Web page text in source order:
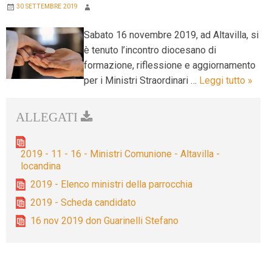
30 SETTEMBRE 2019
Sabato 16 novembre 2019, ad Altavilla, si
è tenuto l’incontro diocesano di
formazione, riflessione e aggiornamento
per i Ministri Straordinari … Leggi tutto »
2019 - 11 - 16 - Ministri Comunione - Altavilla -
locandina
2019 - Elenco ministri della parrocchia
2019 - Scheda candidato
16 nov 2019 don Guarinelli Stefano